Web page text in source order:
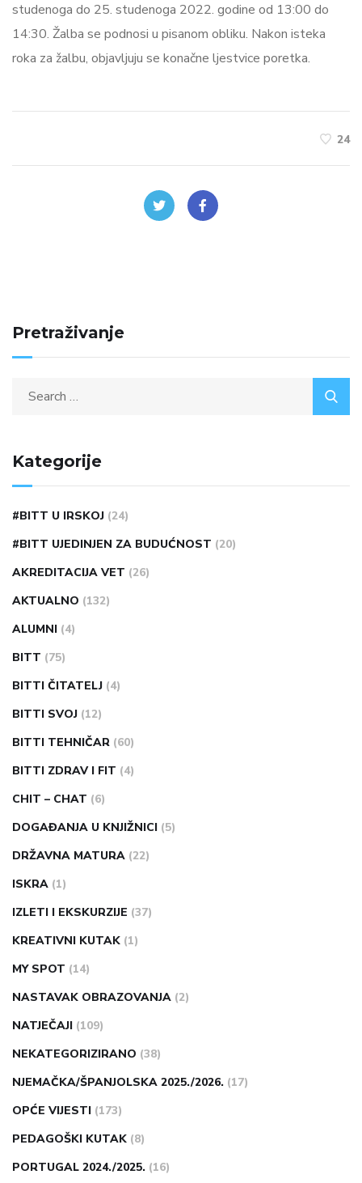
studenoga do 25. studenoga 2022. godine od 13:00 do
14:30. Žalba se podnosi u pisanom obliku. Nakon isteka
roka za žalbu, objavljuju se konačne ljestvice poretka.
24
Pretraživanje
Kategorije
#BITT U IRSKOJ (24)
#BITT UJEDINJEN ZA BUDUĆNOST (20)
AKREDITACIJA VET (26)
AKTUALNO (132)
ALUMNI (4)
BITT (75)
BITTI ČITATELJ (4)
BITTI SVOJ (12)
BITTI TEHNIČAR (60)
BITTI ZDRAV I FIT (4)
CHIT – CHAT (6)
DOGAĐANJA U KNJIŽNICI (5)
DRŽAVNA MATURA (22)
ISKRA (1)
IZLETI I EKSKURZIJE (37)
KREATIVNI KUTAK (1)
MY SPOT (14)
NASTAVAK OBRAZOVANJA (2)
NATJEČAJI (109)
NEKATEGORIZIRANO (38)
NJEMAČKA/ŠPANJOLSKA 2025./2026. (17)
OPĆE VIJESTI (173)
PEDAGOŠKI KUTAK (8)
PORTUGAL 2024./2025. (16)